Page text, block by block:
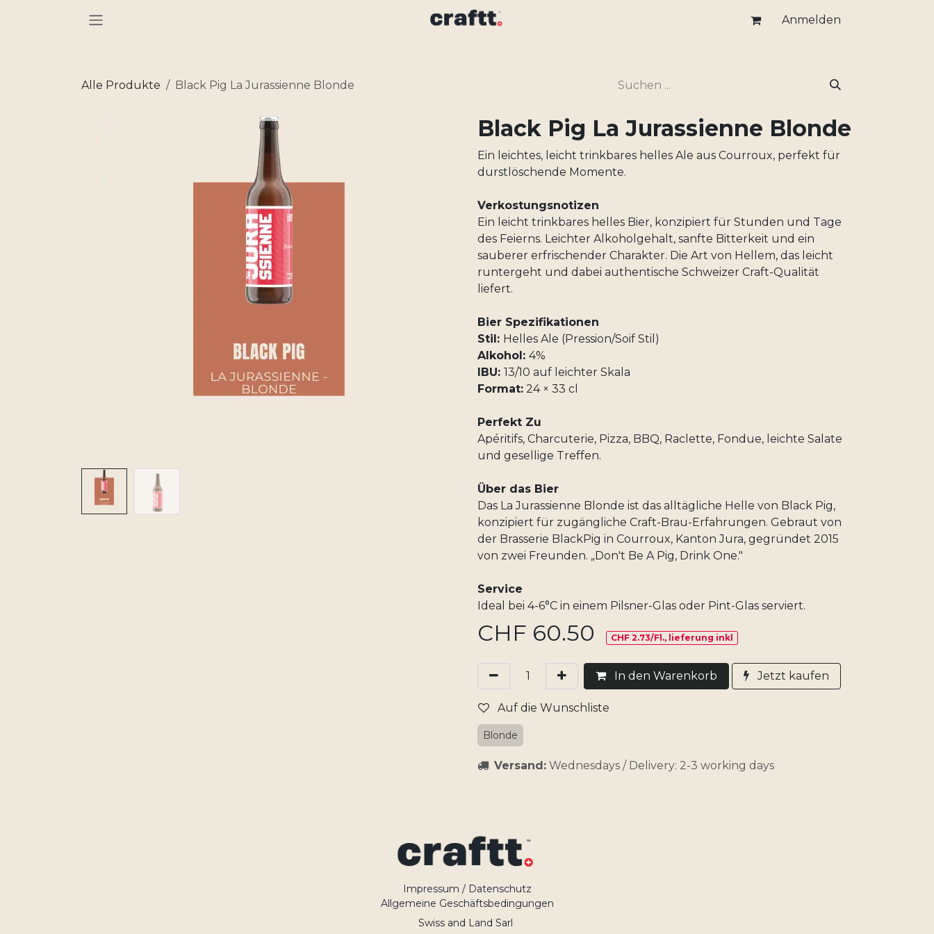
Anmelden
Alle Produkte Black Pig La Jurassienne Blonde
Black Pig La Jurassienne Blonde
Ein leichtes, leicht trinkbares helles Ale aus Courroux, perfekt für
durstlöschende Momente.
Verkostungsnotizen
Ein leicht trinkbares helles Bier, konzipiert für Stunden und Tage
des Feierns. Leichter Alkoholgehalt, sanfte Bitterkeit und ein
sauberer erfrischender Charakter. Die Art von Hellem, das leicht
runtergeht und dabei authentische Schweizer Craft-Qualität
liefert.
Bier Spezifikationen
Stil: Helles Ale (Pression/Soif Stil)
Alkohol: 4%
IBU: 13/10 auf leichter Skala
Format: 24 × 33 cl
Perfekt Zu
Apéritifs, Charcuterie, Pizza, BBQ, Raclette, Fondue, leichte Salate
und gesellige Treffen.
Über das Bier
Das La Jurassienne Blonde ist das alltägliche Helle von Black Pig,
konzipiert für zugängliche Craft-Brau-Erfahrungen. Gebraut von
der Brasserie BlackPig in Courroux, Kanton Jura, gegründet 2015
von zwei Freunden. „Don't Be A Pig, Drink One."
Service
Ideal bei 4-6°C in einem Pilsner-Glas oder Pint-Glas serviert.
CHF 60.50 CHF 2.73/Fl., lieferung inkl
In den Warenkorb Jetzt kaufen
Auf die Wunschliste
Blonde
Versand: Wednesdays / Delivery: 2-3 working days
Impressum / Datenschutz
Allgemeine Geschäftsbedingungen
Swiss and Land Sarl